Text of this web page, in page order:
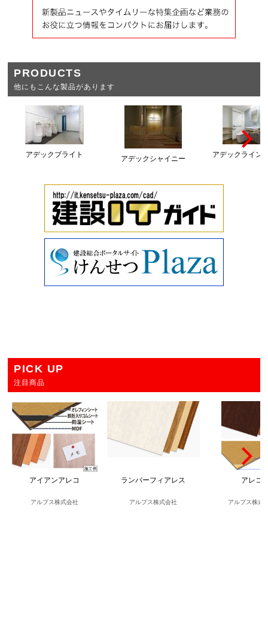
PRODUCTS
他にもこんな製品があります
アデックブライト アデックシャイニー アデックライン
PICK UP
注目商品
アイアンアレコ
アルプス株式会社
ランバーフィアレス
アルプス株式会社
アレコ
アルプス株式